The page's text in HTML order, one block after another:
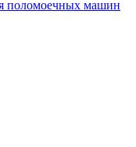
поломоечных машин